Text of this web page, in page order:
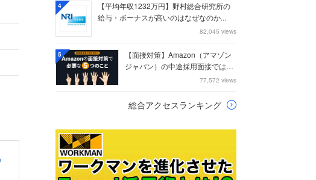
4
【平均年収1232万円】野村総合研究所の
給与・ボーナスが高いのはなぜなのか...
82,045 views
5
【面接対策】Amazon（アマゾン
ジャパン）の中途採用面接では何
77,572 views
総合アクセスランキング